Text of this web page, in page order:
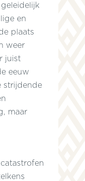
en
plaats
weer
juist
eeuw
strijdende
maar